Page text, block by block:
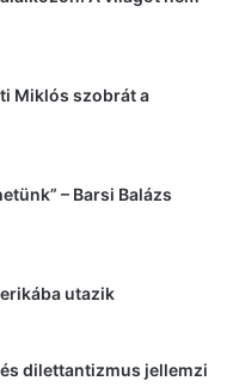
Miklós szobrát a
– Barsi Balázs
utazik
dilettantizmus jellemzi